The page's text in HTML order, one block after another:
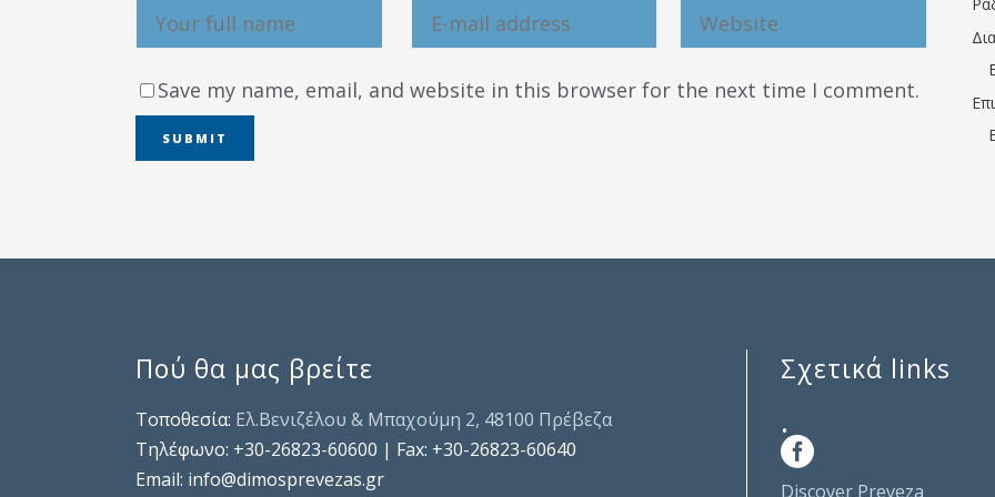
Save my name, email, and website in this browser for the next time I comment.
Πού θα μας βρείτε
Τοποθεσία: Ελ.Βενιζέλου & Μπαχούμη 2, 48100 Πρέβεζα
Τηλέφωνo: +30-26823-60600 | Fax: +30-26823-60640
Email: info@dimosprevezas.gr
Σχετικά links
.
Discover Preveza